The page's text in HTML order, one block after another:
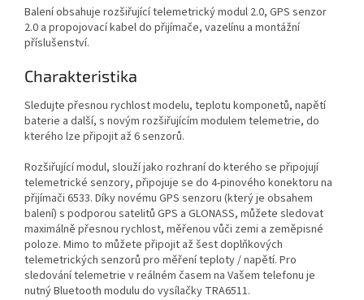
Balení obsahuje rozšiřující telemetrický modul 2.0, GPS senzor
2.0 a propojovací kabel do přijímače, vazelínu a montážní
příslušenství.
Charakteristika
Sledujte přesnou rychlost modelu, teplotu komponetů, napětí
baterie a další, s novým rozšiřujícím modulem telemetrie, do
kterého lze připojit až 6 senzorů.
Rozšiřující modul, slouží jako rozhraní do kterého se připojují
telemetrické senzory, připojuje se do 4-pinového konektoru na
přijímači 6533. Díky novému GPS senzoru (který je obsahem
balení) s podporou satelitů GPS a GLONASS, můžete sledovat
maximálně přesnou rychlost, měřenou vůči zemi a zeměpisné
poloze. Mimo to můžete připojit až šest doplňkových
telemetrických senzorů pro měření teploty / napětí. Pro
sledování telemetrie v reálném časem na Vašem telefonu je
nutný Bluetooth modulu do vysílačky TRA6511.